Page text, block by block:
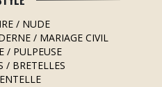
/ NUDE
/ MARIAGE CIVIL
/ PULPEUSE
/ BRETELLES